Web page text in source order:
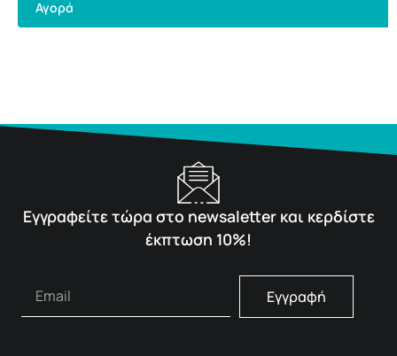
Αγορά
Εγγραφείτε τώρα στο newsaletter και κερδίστε
έκπτωση 10%!
Εγγραφή